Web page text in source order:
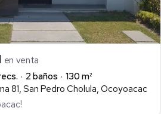
en venta
2 baños
130 m²
81, San Pedro Cholula, Ocoyoacac